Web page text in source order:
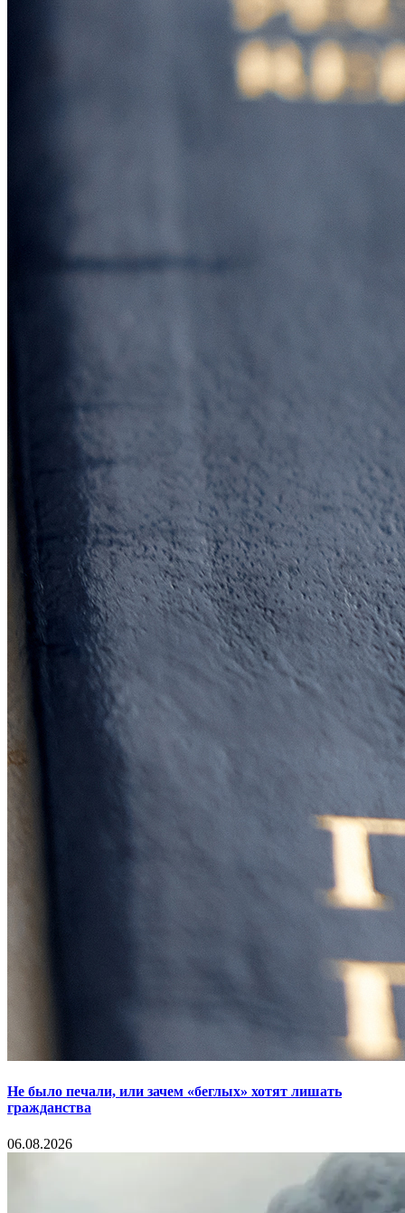
Не было печали, или зачем «беглых» хотят лишать
гражданства
06.08.2026